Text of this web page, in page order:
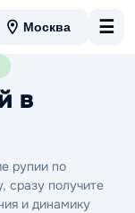
Москва ☰
в
рупии по
сразу получите
и динамику